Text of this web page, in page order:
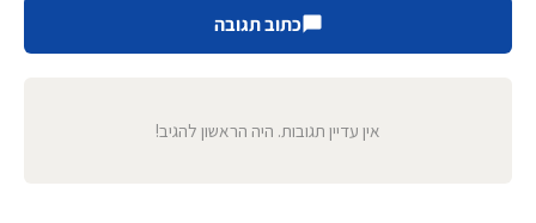
כתוב תגובה
אין עדיין תגובות. היה הראשון להגיב!